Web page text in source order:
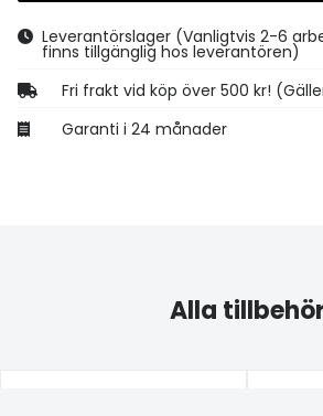
Leverantörslager (Vanligtvis 2-6
finns tillgänglig hos leverantören)
Fri frakt vid köp över 500 kr!
Garanti i 24 månader
Alla